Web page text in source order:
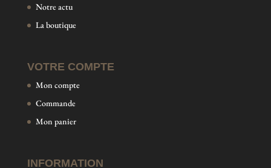
Notre actu
La boutique
VOTRE COMPTE
Mon compte
Commande
Mon panier
INFORMATION